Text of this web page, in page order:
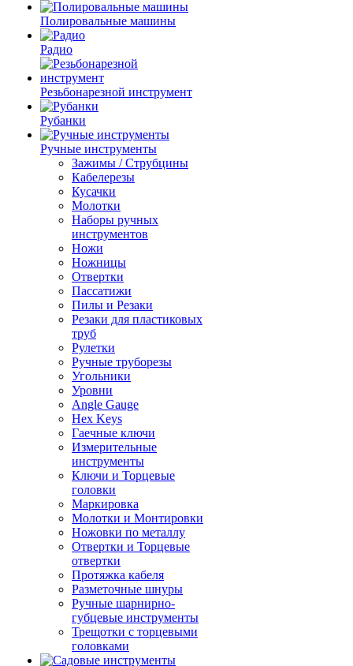
Полировальные машины
Радио
Резьбонарезной инструмент
Рубанки
Ручные инструменты
Зажимы / Струбцины
Кабелерезы
Кусачки
Молотки
Наборы ручных
инструментов
Ножи
Ножницы
Отвертки
Пассатижи
Пилы и Резаки
Резаки для пластиковых
труб
Рулетки
Ручные труборезы
Угольники
Уровни
Angle Gauge
Hex Keys
Гаечные ключи
Измерительные
инструменты
Ключи и Торцевые
головки
Маркировка
Молотки и Монтировки
Ножовки по металлу
Отвертки и Торцевые
отвертки
Протяжка кабеля
Разметочные шнуры
Ручные шарнирно-
губцевые инструменты
Трещотки с торцевыми
головками